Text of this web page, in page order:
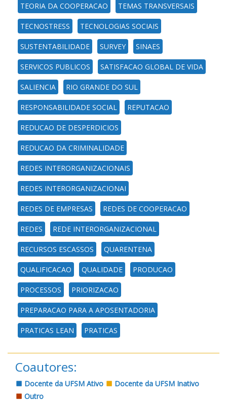
TEORIA DA COOPERACAO TEMAS TRANSVERSAIS
TECNOSTRESS TECNOLOGIAS SOCIAIS
SUSTENTABILIDADE SURVEY SINAES
SERVICOS PUBLICOS SATISFACAO GLOBAL DE VIDA
SALIENCIA RIO GRANDE DO SUL
RESPONSABILIDADE SOCIAL REPUTACAO
REDUCAO DE DESPERDICIOS
REDUCAO DA CRIMINALIDADE
REDES INTERORGANIZACIONAIS
REDES INTERORGANIZACIONAI
REDES DE EMPRESAS REDES DE COOPERACAO
REDES REDE INTERORGANIZACIONAL
RECURSOS ESCASSOS QUARENTENA
QUALIFICACAO QUALIDADE PRODUCAO
PROCESSOS PRIORIZACAO
PREPARACAO PARA A APOSENTADORIA
PRATICAS LEAN PRATICAS
Coautores:
Docente da UFSM Ativo
Docente da UFSM Inativo
Outro